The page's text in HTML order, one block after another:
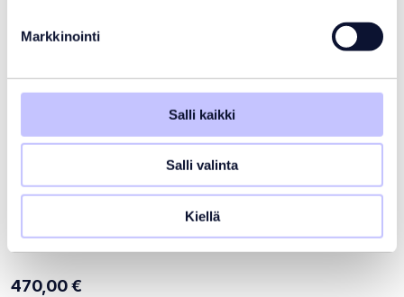
Markkinointi
Salli kaikki
Salli valinta
Kiellä
Ladattava allasimuri Blaster Max Li
470,00€